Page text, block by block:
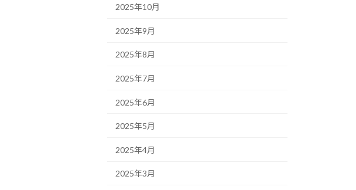
2025年10月
2025年9月
2025年8月
2025年7月
2025年6月
2025年5月
2025年4月
2025年3月